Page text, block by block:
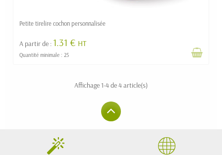
Petite tirelire cochon personnalisée
A partir de : 1.31 € HT
Quantité minimale : 25
Affichage 1-4 de 4 article(s)